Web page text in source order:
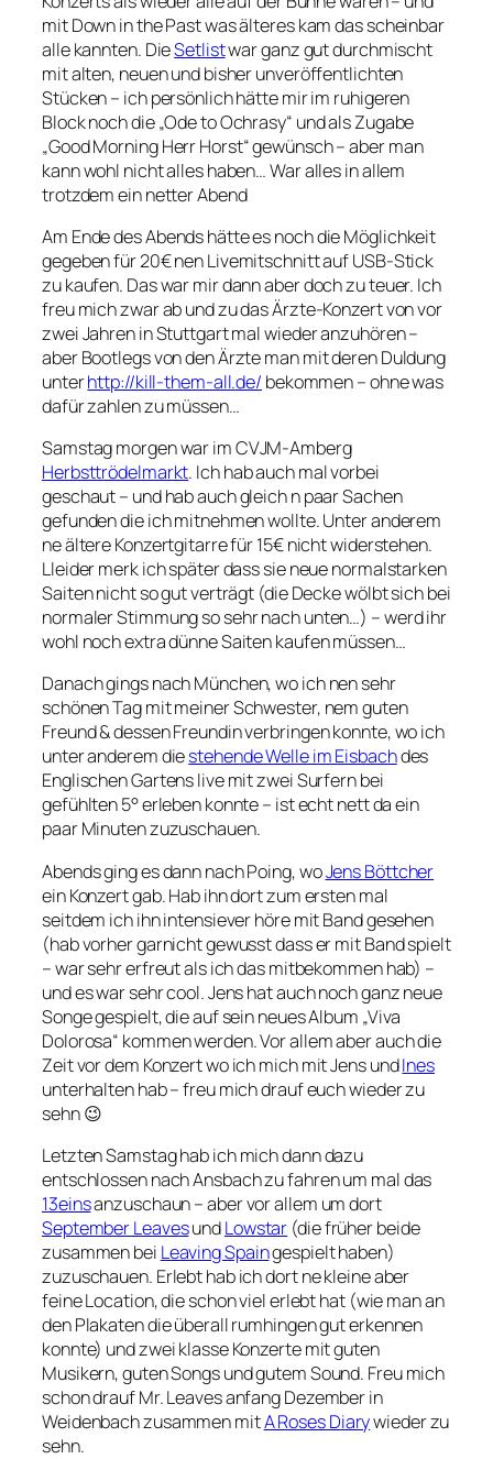
mit Down in the Past was älteres kam das scheinbar
alle kannten. DieSetlistwar ganz gut durchmischt
mit alten, neuen und bisher unveröffentlichten
Stücken – ich persönlich hätte mir im ruhigeren
Block noch die „Ode to Ochrasy“ und als Zugabe
„Good Morning Herr Horst“ gewünsch – aber man
kann wohl nicht alles haben… War alles in allem
trotzdem ein netter Abend
Am Ende des Abends hätte es noch die Möglichkeit
gegeben für 20€ nen Livemitschnitt auf USB-Stick
zu kaufen. Das war mir dann aber doch zu teuer. Ich
freu mich zwar ab und zu das Ärzte-Konzert von vor
zwei Jahren in Stuttgart mal wieder anzuhören –
aber Bootlegs von den Ärzte man mit deren Duldung
unterhttp://kill-them-all.de/ bekommen – ohne was
dafür zahlen zu müssen…
Samstag morgen war im CVJM-Amberg
Herbsttrödelmarkt. Ich hab auch mal vorbei
geschaut – und hab auch gleich n paar Sachen
gefunden die ich mitnehmen wollte. Unter anderem
ne ältere Konzertgitarre für 15€ nicht widerstehen.
Lleider merk ich später dass sie neue normalstarken
Saiten nicht so gut verträgt (die Decke wölbt sich bei
normaler Stimmung so sehr nach unten…) – werd ihr
wohl noch extra dünne Saiten kaufen müssen…
Danach gings nach München, wo ich nen sehr
schönen Tag mit meiner Schwester, nem guten
Freund & dessen Freundin verbringen konnte, wo ich
unter anderem diestehende Welle im Eisbachdes
Englischen Gartens live mit zwei Surfern bei
gefühlten 5° erleben konnte – ist echt nett da ein
paar Minuten zuzuschauen.
Abends ging es dann nach Poing, woJens Böttcher
ein Konzert gab. Hab ihn dort zum ersten mal
seitdem ich ihn intensiever höre mit Band gesehen
(hab vorher garnicht gewusst dass er mit Band spielt
– war sehr erfreut als ich das mitbekommen hab) –
und es war sehr cool. Jens hat auch noch ganz neue
Songe gespielt, die auf sein neues Album „Viva
Dolorosa“ kommen werden. Vor allem aber auch die
Zeit vor dem Konzert wo ich mich mit Jens undInes
unterhalten hab – freu mich drauf euch wieder zu
sehn 😉
Letzten Samstag hab ich mich dann dazu
entschlossen nach Ansbach zu fahren um mal das
13einsanzuschaun – aber vor allem um dort
September LeavesundLowstar (die früher beide
zusammen bei Leaving Spaingespielt haben)
zuzuschauen. Erlebt hab ich dort ne kleine aber
feine Location, die schon viel erlebt hat (wie man an
den Plakaten die überall rumhingen gut erkennen
konnte) und zwei klasse Konzerte mit guten
Musikern, guten Songs und gutem Sound. Freu mich
schon drauf Mr. Leaves anfang Dezember in
Weidenbach zusammen mitA Roses Diarywieder zu
sehn.